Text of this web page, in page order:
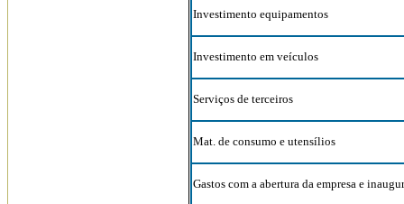
Investimento equipamentos
Investimento em veículos
Serviços de terceiros
Mat. de consumo e utensílios
Gastos com a abertura da empresa e